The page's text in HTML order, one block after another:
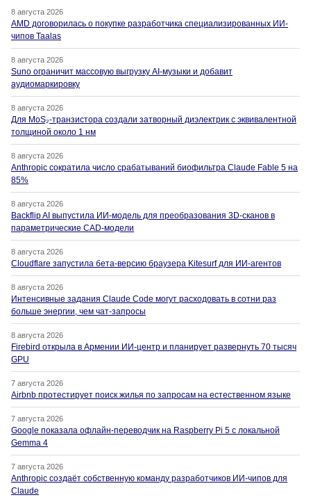
8 августа 2026
AMD договорилась о покупке разработчика специализированных ИИ-
чипов Taalas
8 августа 2026
Suno ограничит массовую выгрузку AI-музыки и добавит
аудиомаркировку
8 августа 2026
Для MoS₂-транзистора создали затворный диэлектрик с эквивалентной
толщиной около 1 нм
8 августа 2026
Anthropic сократила число срабатываний биофильтра Claude Fable 5 на
85%
8 августа 2026
Backflip AI выпустила ИИ-модель для преобразования 3D-сканов в
параметрические CAD-модели
8 августа 2026
Cloudflare запустила бета-версию браузера Kitesurf для ИИ-агентов
8 августа 2026
Интенсивные задания Claude Code могут расходовать в сотни раз
больше энергии, чем чат-запросы
8 августа 2026
Firebird открыла в Армении ИИ-центр и планирует развернуть 70 тысяч
GPU
7 августа 2026
Airbnb протестирует поиск жилья по запросам на естественном языке
7 августа 2026
Google показала офлайн-переводчик на Raspberry Pi 5 с локальной
Gemma 4
7 августа 2026
Anthropic создаёт собственную команду разработчиков ИИ-чипов для
Claude